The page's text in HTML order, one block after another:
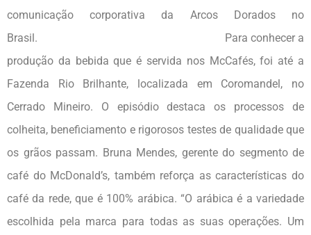
comunicação corporativa da Arcos Dorados no
Brasil. Para conhecer a
produção da bebida que é servida nos McCafés, foi até a
Fazenda Rio Brilhante, localizada em Coromandel, no
Cerrado Mineiro. O episódio destaca os processos de
colheita, beneficiamento e rigorosos testes de qualidade que
os grãos passam. Bruna Mendes, gerente do segmento de
café do McDonald’s, também reforça as características do
café da rede, que é 100% arábica. “O arábica é a variedade
escolhida pela marca para todas as suas operações. Um